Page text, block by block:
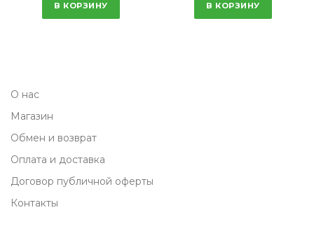
В КОРЗИНУ В КОРЗИНУ
О нас
Магазин
Обмен и возврат
Оплата и доставка
Договор публичной оферты
Контакты